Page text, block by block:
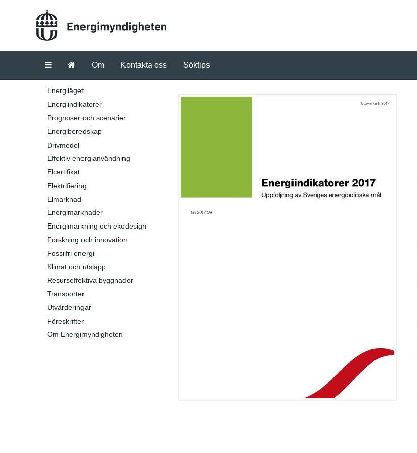
Om Kontakta oss Söktips
Energiläget
Energiindikatorer
Prognoser och scenarier
Energiberedskap
Drivmedel
Effektiv energianvändning
Elcertifikat
Elektrifiering
Elmarknad
Energimarknader
Energimärkning och ekodesign
Forskning och innovation
Fossilfri energi
Klimat och utsläpp
Resurseffektiva byggnader
Transporter
Utvärderingar
Föreskrifter
Om Energimyndigheten